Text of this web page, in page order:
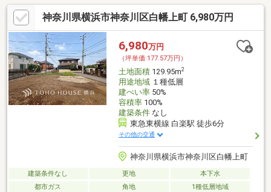
ろん、「住宅ローンにも強い会社」です。◇「桜木町駅１分」に
店舗がございますので、お気軽にご来店下さい。◇お車でご来社
の際は、無料駐車券サービスがご利用できます。◇現地見学をご
希望のお客様は、ご指定の場所へのお迎えも対応します。
神奈川県横浜市神奈川区白幡上町 6,980万円
6,980万円
（坪単価:177.57万円）
土地面積129.95m2
用途地域１種低層
建ぺい率50%
容積率100%
建築条件なし
東急東横線 白楽駅 徒歩6分
その他の交通
神奈川県横浜市神奈川区白幡上町
建築条件なし 更地
本下水
都市ガス
角地 1種低層地域